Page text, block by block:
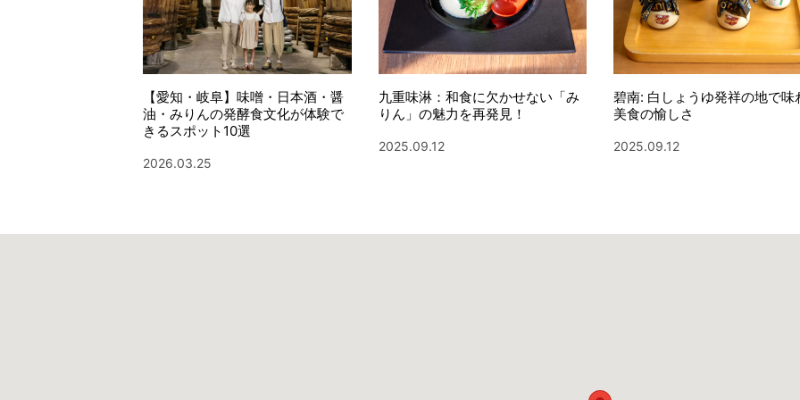
【愛知・岐阜】味噌・日本酒・醤
油・みりんの発酵食文化が体験で
きるスポット10選
2026.03.25
九重味淋：和食に欠かせない「み
りん」の魅力を再発見！
2025.09.12
碧南: 白しょうゆ発祥の地で味
美食の愉しさ
2025.09.12